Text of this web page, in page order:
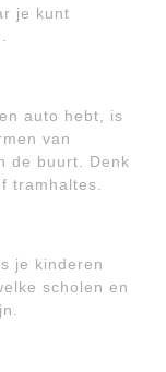
je kunt
auto hebt, is
van
de buurt. Denk
tramhaltes.
je kinderen
scholen en